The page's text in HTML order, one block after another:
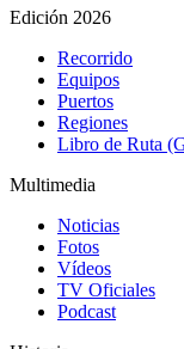
Edición 2026
Recorrido
Equipos
Puertos
Regiones
Libro de Ruta
Multimedia
Noticias
Fotos
Vídeos
TV Oficiales
Podcast